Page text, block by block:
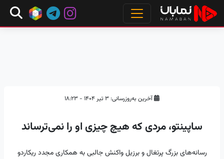
آخرین به‌روزرسانی: ۳ تیر ۱۴۰۴ - ۱۸:۲۳
ساپینتو، مردی که هیچ چیزی او را نمی‌ترساند
رسانه‌های بزرگ پرتغال و برزیل واکنش جالبی به همکاری مجدد ریکاردو